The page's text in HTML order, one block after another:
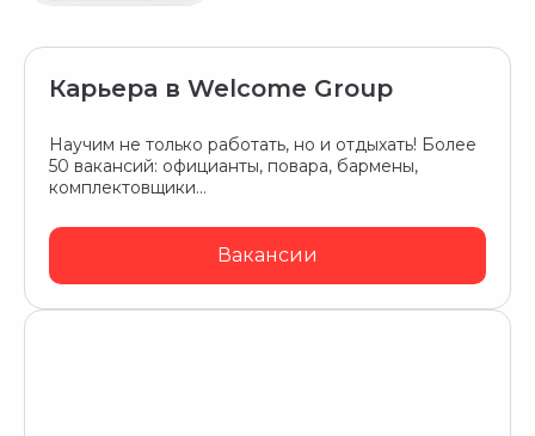
Карьера в Welcome Group
Научим не только работать, но и отдыхать! Более
50 вакансий: официанты, повара, бармены,
комплектовщики…
Вакансии